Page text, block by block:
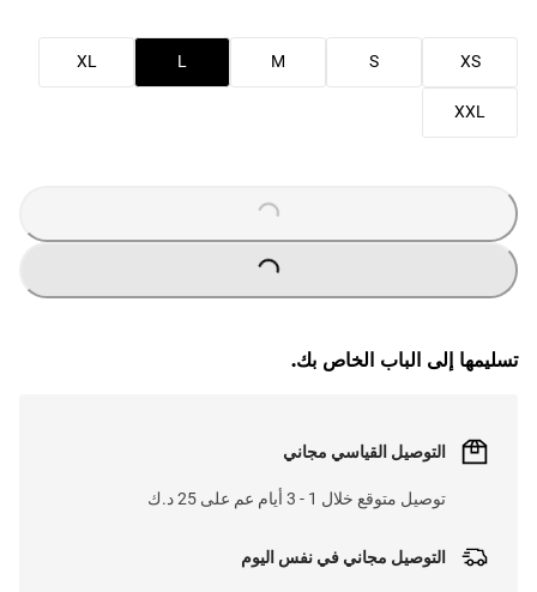
XS
S
M
L
XL
XXL
L
.
L
.
تسليمها إلى الباب الخاص بك.
التوصيل القياسي مجاني
توصيل متوقع خلال 1 - 3 أيام عم على 25 د.ك
التوصيل مجاني في نفس اليوم